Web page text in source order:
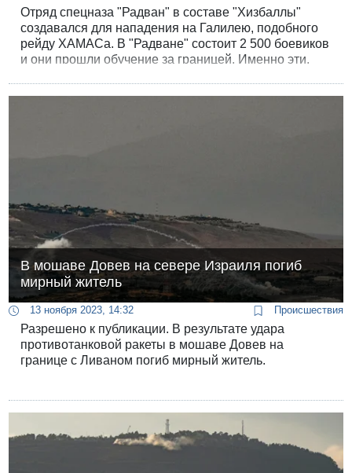
Отряд спецназа "Радван" в составе "Хизбаллы"
создавался для нападения на Галилею, подобного
рейду ХАМАСа. В "Радване" состоит 2 500 боевиков
и они прошли обучение за границей. Именно эти,
В мошаве Довев на севере Израиля погиб
мирный житель
13 ноября 2023, 14:32 Происшествия
Разрешено к публикации. В результате удара
противотанковой ракеты в мошаве Довев на
границе с Ливаном погиб мирный житель.